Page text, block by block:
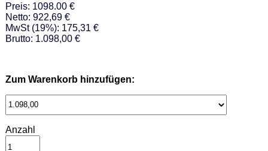
Preis: 1098.00 €
Netto: 922,69 €
MwSt (19%): 175,31 €
Brutto: 1.098,00 €
Zum Warenkorb hinzufügen:
Anzahl